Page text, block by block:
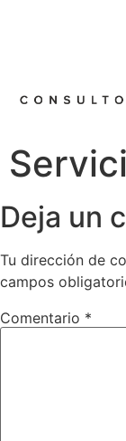
Deja un
Tu dirección de
campos
Comentario *